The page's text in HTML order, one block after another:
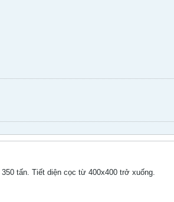
tấn. Tiết diện cọc từ 400x400 trở xuống.